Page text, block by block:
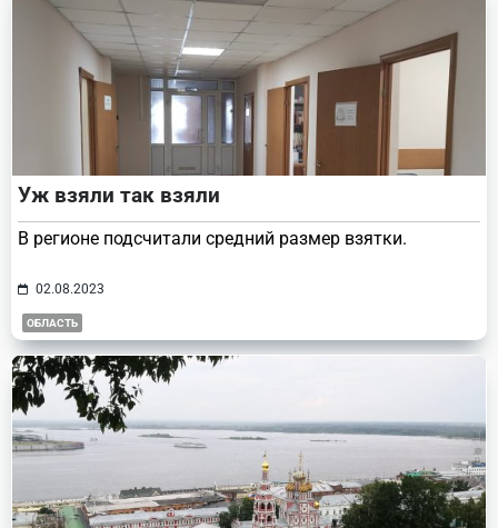
Уж взяли так взяли
В регионе подсчитали средний размер взятки.
02.08.2023
ОБЛАСТЬ